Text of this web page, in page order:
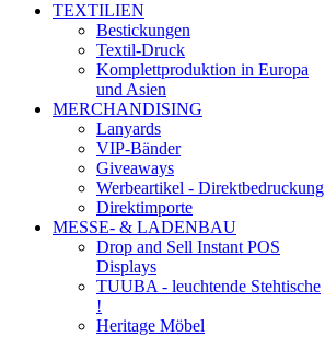
TEXTILIEN
Bestickungen
Textil-Druck
Komplettproduktion in Europa
und Asien
MERCHANDISING
Lanyards
VIP-Bänder
Giveaways
Werbeartikel - Direktbedruckung
Direktimporte
MESSE- & LADENBAU
Drop and Sell Instant POS
Displays
TUUBA - leuchtende Stehtische
!
Heritage Möbel